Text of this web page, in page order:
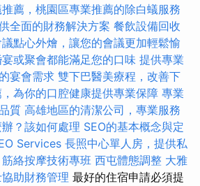
薦，桃園區專業推薦的除白蟻服務
全面的財務解決方案 餐飲設備回收
點心外燴，讓您的會議更加輕鬆愉
或聚會都能滿足您的口味 提供專業
宴會需求 雙下巴醫美療程，改善下
為你的口腔健康提供專業保障 專業
質 高雄地區的清潔公司，專業服務
？該如何處理 SEO的基本概念與定
Services 長照中心單人房，提供私
筋絡按摩技術專班 西屯體態調整 大雅
助財務管理 最好的住宿申請必須提